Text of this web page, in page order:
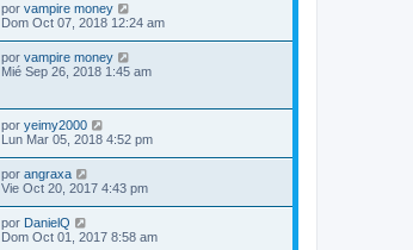
por vampire money
Dom Oct 07, 2018 12:24 am
por vampire money
Mié Sep 26, 2018 1:45 am
por yeimy2000
Lun Mar 05, 2018 4:52 pm
por angraxa
Vie Oct 20, 2017 4:43 pm
por DanielQ
Dom Oct 01, 2017 8:58 am